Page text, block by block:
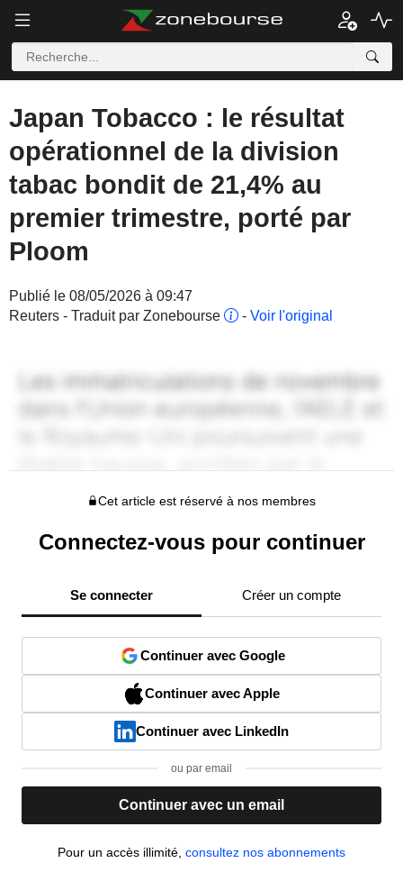
Japan Tobacco : le résultat
opérationnel de la division
tabac bondit de 21,4% au
premier trimestre, porté par
Ploom
Publié le 08/05/2026 à 09:47
Reuters - Traduit par Zonebourse
- Voir l'original
Cet article est réservé à nos membres
Connectez-vous pour continuer
Se connecter Créer un compte
Continuer avec Google
Continuer avec Apple
Continuer avec LinkedIn
ou par email
Continuer avec un email
Pour un accès illimité, consultez nos abonnements